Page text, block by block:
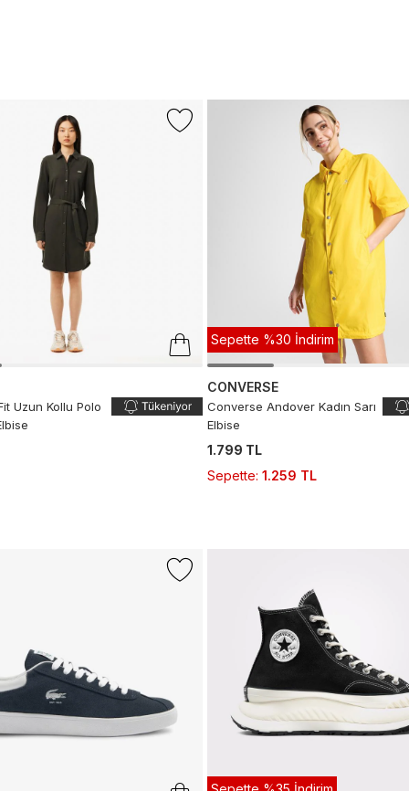
Uzun Kollu Polo
Sepette %30 İndirim
CONVERSE
Converse Andover Kadın Sarı
Elbise
1.799 TL
Sepette: 1.259 TL